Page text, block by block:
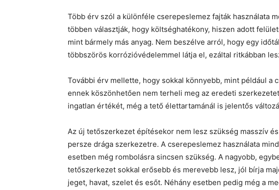
Több érv szól a különféle cserepeslemez fajták használata
többen választják, hogy költséghatékony, hiszen adott
mint bármely más anyag. Nem beszélve arról, hogy egy
többszörös korrózióvédelemmel látja el, ezáltal ritkábban
További érv mellette, hogy sokkal könnyebb, mint például a
ennek köszönhetően nem terheli meg az eredeti
ingatlan értékét, még a tető élettartamánál is jelentős
Az új tetőszerkezet építésekor nem lesz szükség masszív
persze drága szerkezetre. A cserepeslemez használata
esetben még rombolásra sincsen szükség. A nagyobb,
tetőszerkezet sokkal erősebb és merevebb lesz, jól bírja
jeget, havat, szelet és esőt. Néhány esetben pedig még a